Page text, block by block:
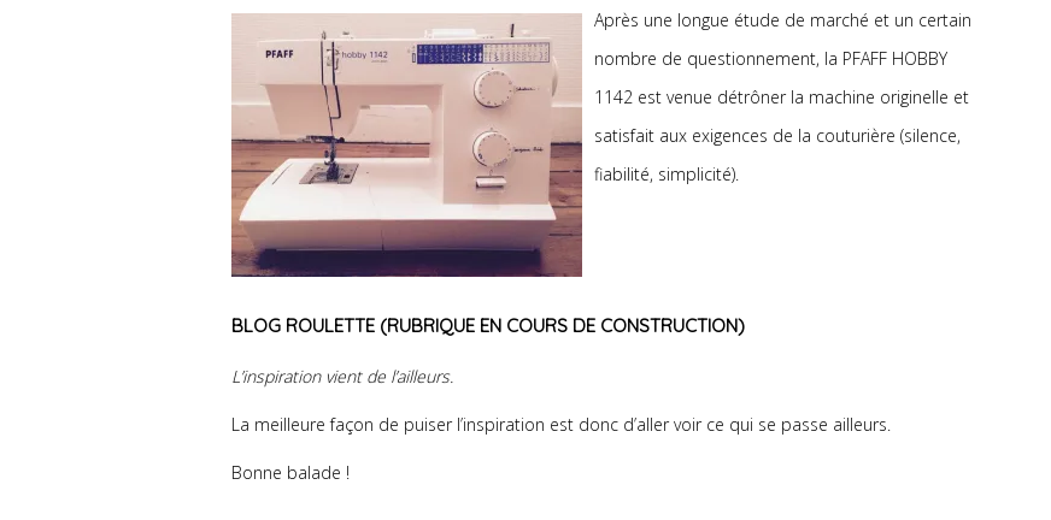
Après une longue étude de marché et un certain
nombre de questionnement, la PFAFF HOBBY
1142 est venue détrôner la machine originelle et
satisfait aux exigences de la couturière (silence,
fiabilité, simplicité).
BLOG ROULETTE (RUBRIQUE EN COURS DE CONSTRUCTION)
L’inspiration vient de l’ailleurs.
La meilleure façon de puiser l’inspiration est donc d’aller voir ce qui se passe ailleurs.
Bonne balade !